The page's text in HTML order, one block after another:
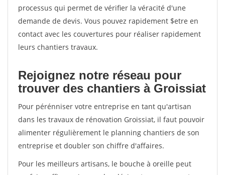
processus qui permet de vérifier la véracité d'une
demande de devis. Vous pouvez rapidement $etre en
contact avec les couvertures pour réaliser rapidement
leurs chantiers travaux.
Rejoignez notre réseau pour
trouver des chantiers à Groissiat
Pour pérénniser votre entreprise en tant qu'artisan
dans les travaux de rénovation Groissiat, il faut pouvoir
alimenter régulièrement le planning chantiers de son
entreprise et doubler son chiffre d'affaires.
Pour les meilleurs artisans, le bouche à oreille peut